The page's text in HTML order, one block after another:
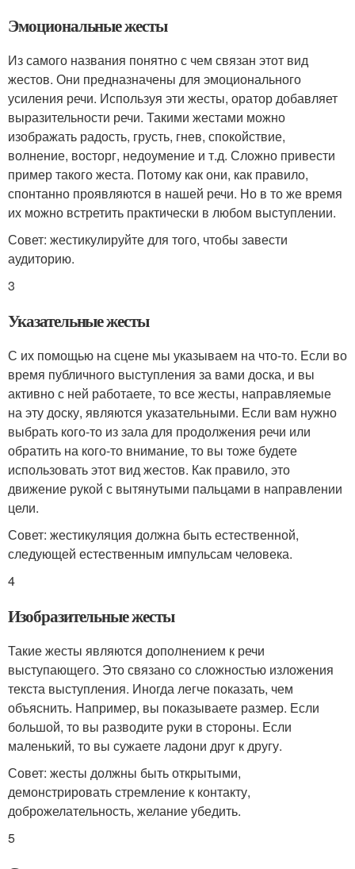
Эмоциональные жесты
Из самого названия понятно с чем связан этот вид
жестов. Они предназначены для эмоционального
усиления речи. Используя эти жесты, оратор добавляет
выразительности речи. Такими жестами можно
изображать радость, грусть, гнев, спокойствие,
волнение, восторг, недоумение и т.д. Сложно привести
пример такого жеста. Потому как они, как правило,
спонтанно проявляются в нашей речи. Но в то же время
их можно встретить практически в любом выступлении.
Совет: жестикулируйте для того, чтобы завести
аудиторию.
3
Указательные жесты
С их помощью на сцене мы указываем на что-то. Если во
время публичного выступления за вами доска, и вы
активно с ней работаете, то все жесты, направляемые
на эту доску, являются указательными. Если вам нужно
выбрать кого-то из зала для продолжения речи или
обратить на кого-то внимание, то вы тоже будете
использовать этот вид жестов. Как правило, это
движение рукой с вытянутыми пальцами в направлении
цели.
Совет: жестикуляция должна быть естественной,
следующей естественным импульсам человека.
4
Изобразительные жесты
Такие жесты являются дополнением к речи
выступающего. Это связано со сложностью изложения
текста выступления. Иногда легче показать, чем
объяснить. Например, вы показываете размер. Если
большой, то вы разводите руки в стороны. Если
маленький, то вы сужаете ладони друг к другу.
Совет: жесты должны быть открытыми,
демонстрировать стремление к контакту,
доброжелательность, желание убедить.
5